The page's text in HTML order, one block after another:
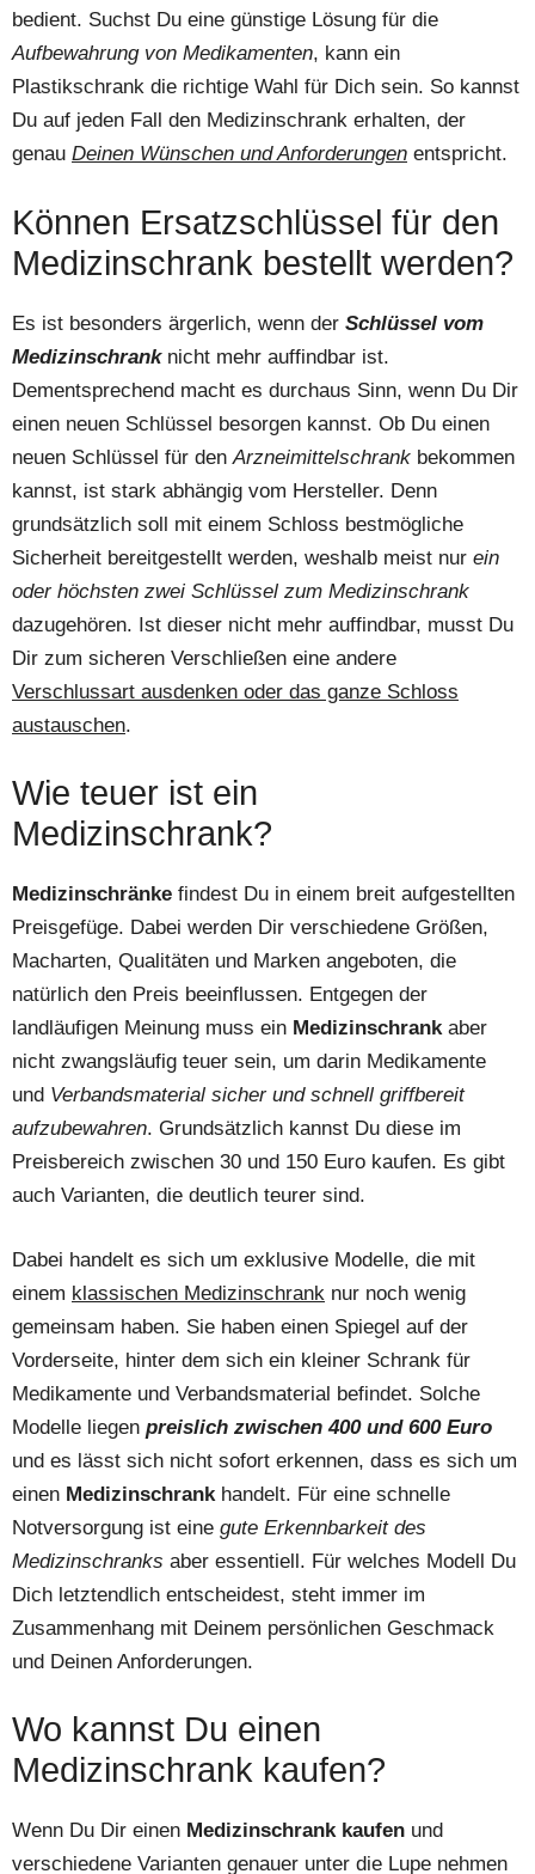
bedient. Suchst Du eine günstige Lösung für die
Aufbewahrung von Medikamenten, kann ein
Plastikschrank die richtige Wahl für Dich sein. So kannst
Du auf jeden Fall den Medizinschrank erhalten, der
genau Deinen Wünschen und Anforderungen entspricht.
Können Ersatzschlüssel für den
Medizinschrank bestellt werden?
Es ist besonders ärgerlich, wenn der Schlüssel vom
Medizinschranknicht mehr auffindbar ist.
Dementsprechend macht es durchaus Sinn, wenn Du Dir
einen neuen Schlüssel besorgen kannst. Ob Du einen
neuen Schlüssel für den Arzneimittelschrank bekommen
kannst, ist stark abhängig vom Hersteller. Denn
grundsätzlich soll mit einem Schloss bestmögliche
Sicherheit bereitgestellt werden, weshalb meist nur ein
oder höchsten zwei Schlüssel zum Medizinschrank
dazugehören. Ist dieser nicht mehr auffindbar, musst Du
Dir zum sicheren Verschließen eine andere
Verschlussart ausdenken oder das ganze Schloss
austauschen.
Wie teuer ist ein
Medizinschrank?
Medizinschränke findest Du in einem breit aufgestellten
Preisgefüge. Dabei werden Dir verschiedene Größen,
Macharten, Qualitäten und Marken angeboten, die
natürlich den Preis beeinflussen. Entgegen der
landläufigen Meinung muss ein Medizinschrankaber
nicht zwangsläufig teuer sein, um darin Medikamente
und Verbandsmaterial sicher und schnell griffbereit
aufzubewahren. Grundsätzlich kannst Du diese im
Preisbereich zwischen 30 und 150 Euro kaufen. Es gibt
auch Varianten, die deutlich teurer sind.
Dabei handelt es sich um exklusive Modelle, die mit
einem klassischen Medizinschrank nur noch wenig
gemeinsam haben. Sie haben einen Spiegel auf der
Vorderseite, hinter dem sich ein kleiner Schrank für
Medikamente und Verbandsmaterial befindet. Solche
Modelle liegen preislich zwischen 400 und 600 Euro
und es lässt sich nicht sofort erkennen, dass es sich um
einen Medizinschrank handelt. Für eine schnelle
Notversorgung ist eine gute Erkennbarkeit des
Medizinschranks aber essentiell. Für welches Modell Du
Dich letztendlich entscheidest, steht immer im
Zusammenhang mit Deinem persönlichen Geschmack
und Deinen Anforderungen.
Wo kannst Du einen
Medizinschrank kaufen?
Wenn Du Dir einen Medizinschrank kaufen und
verschiedene Varianten genauer unter die Lupe nehmen